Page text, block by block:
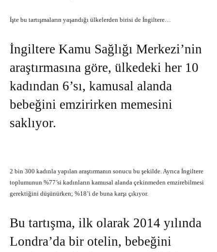
İşte bu tartışmaların yaşandığı ülkelerden birisi de İngiltere…
İngiltere Kamu Sağlığı Merkezi’nin
araştırmasına göre, ülkedeki her 10
kadından 6’sı, kamusal alanda
bebeğini emzirirken memesini
saklıyor.
2 bin 300 kadınla yapılan araştırmanın sonucu bu şekilde. Ayrıca İngiltere
toplumunun %77’si kadınların kamusal alanda çekinmeden emzirebilmesi
gerektiğini düşünürken; %18’i de buna karşı çıkıyor.
Bu tartışma, ilk olarak 2014 yılında
Londra’da bir otelin, bebeğini